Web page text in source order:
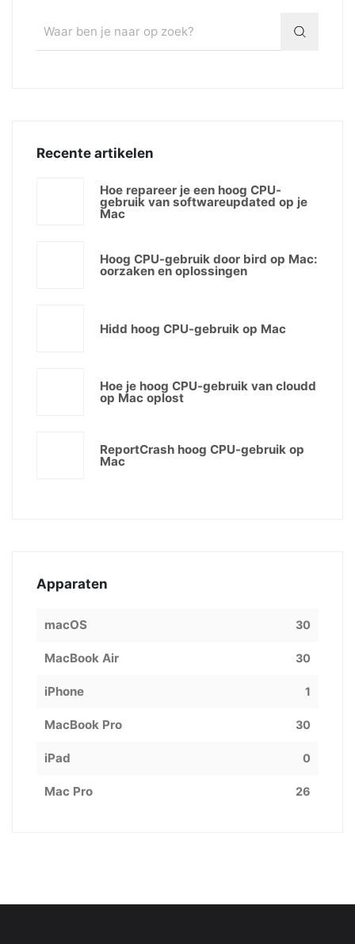
Recente artikelen
Hoe repareer je een hoog CPU-
gebruik van softwareupdated op je
Mac
Hoog CPU-gebruik door bird op Mac:
oorzaken en oplossingen
Hidd hoog CPU-gebruik op Mac
Hoe je hoog CPU-gebruik van cloudd
op Mac oplost
ReportCrash hoog CPU-gebruik op
Mac
Apparaten
macOS 30
MacBook Air 30
iPhone 1
MacBook Pro 30
iPad 0
Mac Pro 26